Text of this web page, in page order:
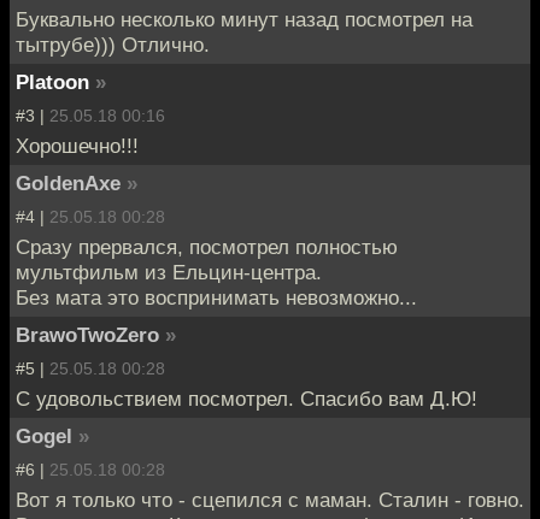
Буквально несколько минут назад посмотрел на
тытрубе))) Отлично.
Platoon »
#3 | 25.05.18 00:16
Хорошечно!!!
GoldenAxe »
#4 | 25.05.18 00:28
Сразу прервался, посмотрел полностью
мультфильм из Ельцин-центра.
Без мата это воспринимать невозможно...
BrawoTwoZero »
#5 | 25.05.18 00:28
С удовольствием посмотрел. Спасибо вам Д.Ю!
Gogel »
#6 | 25.05.18 00:28
Вот я только что - сцепился с маман. Сталин - говно.